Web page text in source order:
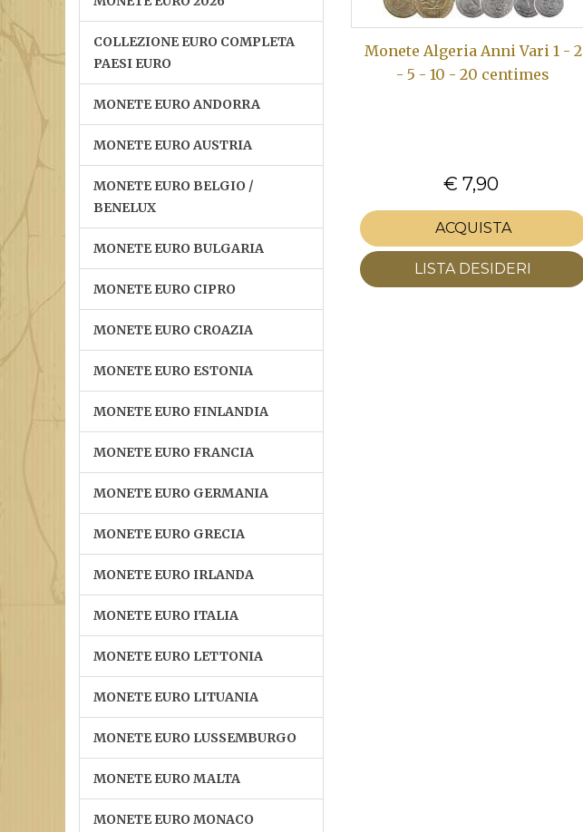
COLLEZIONE EURO COMPLETA
PAESI EURO
MONETE EURO ANDORRA
MONETE EURO AUSTRIA
MONETE EURO BELGIO /
BENELUX
MONETE EURO BULGARIA
MONETE EURO CIPRO
MONETE EURO CROAZIA
MONETE EURO ESTONIA
MONETE EURO FINLANDIA
MONETE EURO FRANCIA
MONETE EURO GERMANIA
MONETE EURO GRECIA
MONETE EURO IRLANDA
MONETE EURO ITALIA
MONETE EURO LETTONIA
MONETE EURO LITUANIA
MONETE EURO LUSSEMBURGO
MONETE EURO MALTA
MONETE EURO MONACO
Monete Algeria Anni Vari 1 - 2
- 5 - 10 - 20 centimes
€ 7,90
ACQUISTA
LISTA DESIDERI